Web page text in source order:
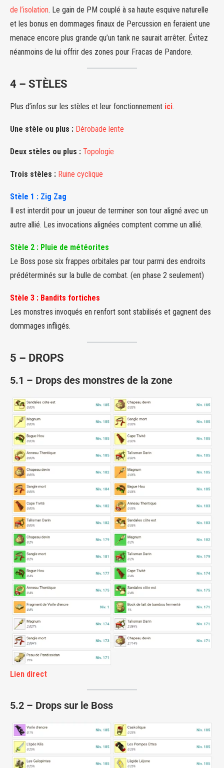
de l’isolation. Le gain de PM couplé à sa haute esquive naturelle
et les bonus en dommages finaux de Percussion en feraient une
menace encore plus grande qu’un tank ne saurait arrêter. Évitez
néanmoins de lui offrir des zones pour Fracas de Pandore.
4 – STÈLES
Plus d’infos sur les stèles et leur fonctionnement ici.
Une stèle ou plus : Dérobade lente
Deux stèles ou plus : Topologie
Trois stèles : Ruine cyclique
Stèle 1 : Zig Zag
Il est interdit pour un joueur de terminer son tour aligné avec un
autre allié. Les invocations alignées comptent comme un allié.
Stèle 2 : Pluie de météorites
Le Boss pose six frappes orbitales par tour parmi des endroits
prédéterminés sur la bulle de combat. (en phase 2 seulement)
Stèle 3 : Bandits fortiches
Les monstres invoqués en renfort sont stabilisés et gagnent des
dommages infligés.
5 – DROPS
5.1 – Drops des monstres de la zone
Lien direct
5.2 – Drops sur le Boss